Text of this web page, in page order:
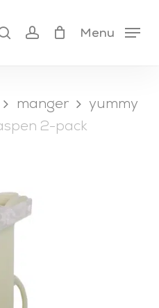
searchaccountMenuclose
cart
manger
yummy
2-pack